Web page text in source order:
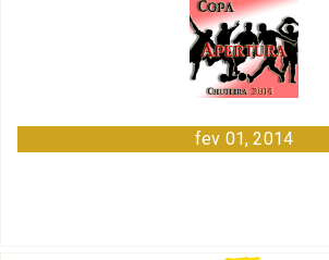
fev 01, 2014